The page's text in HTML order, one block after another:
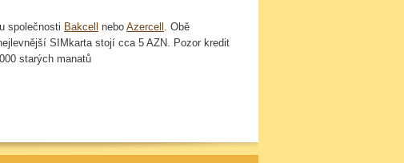
společnosti Bakcell nebo Azercell . Obě
SIMkartastojí cca 5 AZN. Pozor kredit
starých manatů